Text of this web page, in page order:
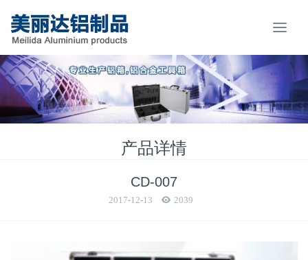
产品详情
CD-007
2017-12-13 2039